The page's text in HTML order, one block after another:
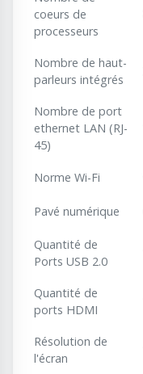
coeurs de
processeurs
Nombre de haut-
parleurs intégrés
Nombre de port
ethernet LAN (RJ-
45)
Norme Wi-Fi
Pavé numérique
Quantité de
Ports USB 2.0
Quantité de
ports HDMI
Résolution de
l'écran